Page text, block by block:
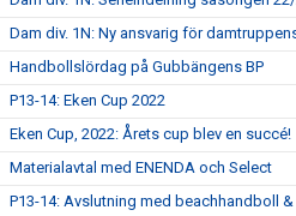
Dam div. 1N: Ny ansvarig för
Handbollslördag på Gubbängens BP
P13-14: Eken Cup 2022
Eken Cup, 2022: Årets cup blev en succé!
Materialavtal med ENENDA och Select
P13-14: Avslutning med beachhandboll